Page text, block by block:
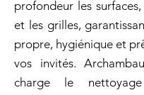
profondeur les
et les grilles,
propre, hygiénique et
vos invités.
charge le